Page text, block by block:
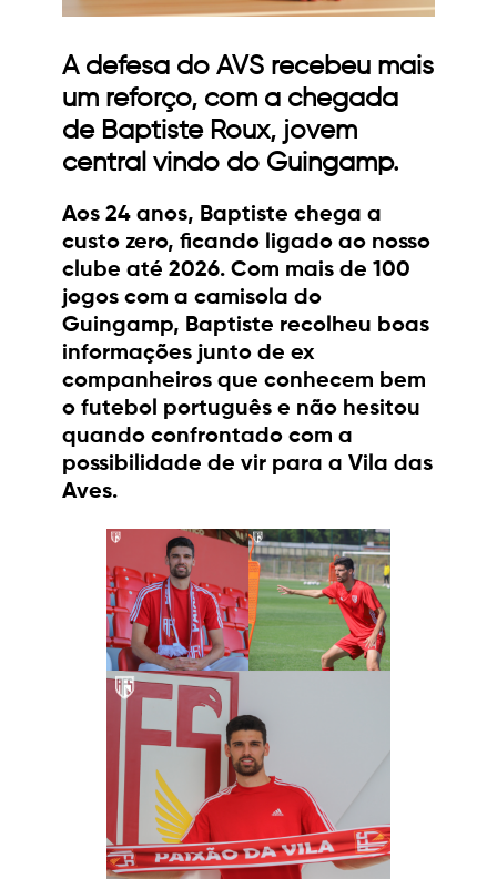
A defesa do AVS recebeu mais
um reforço, com a chegada
de Baptiste Roux, jovem
central vindo do Guingamp.
Aos 24 anos, Baptiste chega a
custo zero, ficando ligado ao nosso
clube até 2026. Com mais de 100
jogos com a camisola do
Guingamp, Baptiste recolheu boas
informações junto de ex
companheiros que conhecem bem
o futebol português e não hesitou
quando confrontado com a
possibilidade de vir para a Vila das
Aves.